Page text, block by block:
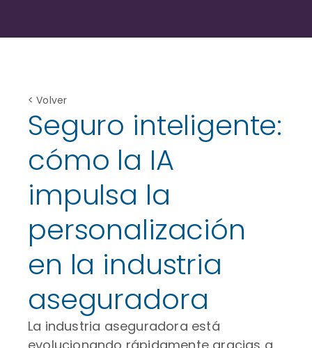
< Volver
Seguro inteligente:
cómo la IA
impulsa la
personalización
en la industria
aseguradora
La industria aseguradora está